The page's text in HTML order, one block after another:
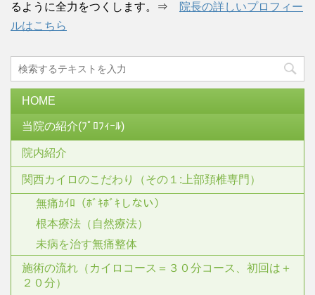
るように全力をつくします。⇒
院長の詳しいプロフィー
ルはこちら
HOME
当院の紹介(ﾌﾟﾛﾌｨｰﾙ)
院内紹介
関西カイロのこだわり（その１:上部頚椎専門）
無痛ｶｲﾛ（ﾎﾞｷﾎﾞｷしない）
根本療法（自然療法）
未病を治す無痛整体
施術の流れ（カイロコース＝３０分コース、初回は＋
２０分）